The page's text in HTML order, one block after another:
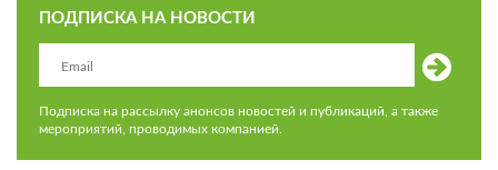
ПОДПИСКА НА НОВОСТИ
Подписка на рассылку анонсов новостей и публикаций, а также
мероприятий, проводимых компанией.